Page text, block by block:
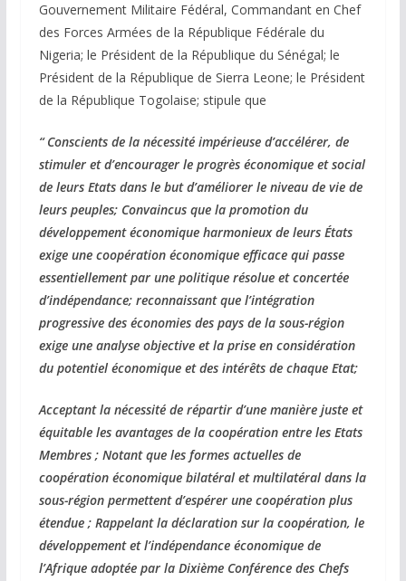
Gouvernement Militaire Fédéral, Commandant en Chef
des Forces Armées de la République Fédérale du
Nigeria; le Président de la République du Sénégal; le
Président de la République de Sierra Leone; le Président
de la République Togolaise; stipule que
“ Conscients de la nécessité impérieuse d’accélérer, de
stimuler et d’encourager le progrès économique et social
de leurs Etats dans le but d’améliorer le niveau de vie de
leurs peuples; Convaincus que la promotion du
développement économique harmonieux de leurs États
exige une coopération économique efficace qui passe
essentiellement par une politique résolue et concertée
d’indépendance; reconnaissant que l’intégration
progressive des économies des pays de la sous-région
exige une analyse objective et la prise en considération
du potentiel économique et des intérêts de chaque Etat;
Acceptant la nécessité de répartir d’une manière juste et
équitable les avantages de la coopération entre les Etats
Membres ; Notant que les formes actuelles de
coopération économique bilatéral et multilatéral dans la
sous-région permettent d’espérer une coopération plus
étendue ; Rappelant la déclaration sur la coopération, le
développement et l’indépendance économique de
l’Afrique adoptée par la Dixième Conférence des Chefs